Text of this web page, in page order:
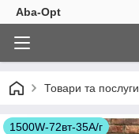
Aba-Opt
Товари та послуги
1500W-72вт-35А/г